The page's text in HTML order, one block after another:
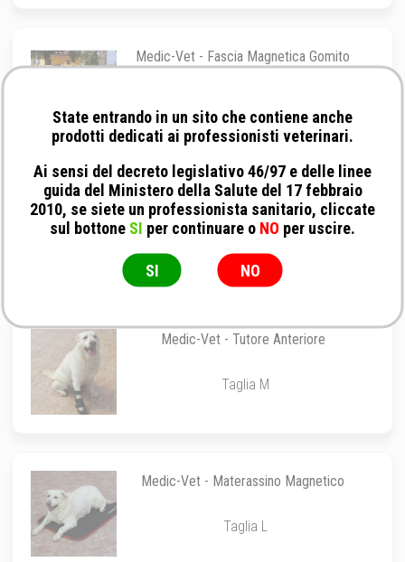
Medic-Vet - Fascia Magnetica Gomito
Medic-Vet - Imbragatura Speciale Multiuso
per Cani
Taglia Grande
Medic-Vet - Tutore Anteriore
Taglia M
Medic-Vet - Materassino Magnetico
Taglia L
State entrando in un sito che contiene anche
prodotti dedicati ai professionisti veterinari.
Ai sensi del decreto legislativo 46/97 e delle linee
guida del Ministero della Salute del 17 febbraio
2010, se siete un professionista sanitario, cliccate
sul bottone SI per continuare o NO per uscire.
SI NO